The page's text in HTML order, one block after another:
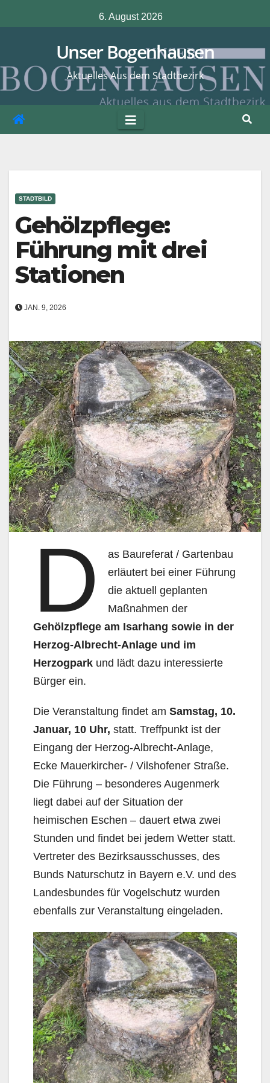
Inhalt
6. August 2026
Unser Bogenhausen
Aktuelles Aus dem Stadtbezirk
STADTBILD
Gehölzpflege:
Führung mit drei
Stationen
JAN. 9, 2026
D
as Baureferat / Gartenbau
erläutert bei einer Führung
die aktuell geplanten
Maßnahmen der
Gehölzpflege am Isarhang sowie in der
Herzog-Albrecht-Anlage und im
Herzogpark und lädt dazu interessierte
Bürger ein.
Die Veranstaltung findet am Samstag, 10.
Januar, 10 Uhr, statt. Treffpunkt ist der
Eingang der Herzog-Albrecht-Anlage,
Ecke Mauerkircher- / Vilshofener Straße.
Die Führung – besonderes Augenmerk
liegt dabei auf der Situation der
heimischen Eschen – dauert etwa zwei
Stunden und findet bei jedem Wetter statt.
Vertreter des Bezirksausschusses, des
Bunds Naturschutz in Bayern e.V. und des
Landesbundes für Vogelschutz wurden
ebenfalls zur Veranstaltung eingeladen.